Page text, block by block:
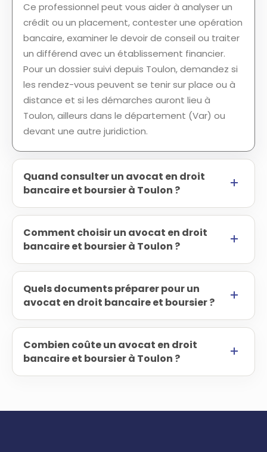
Ce professionnel peut vous aider à analyser un
crédit ou un placement, contester une opération
bancaire, examiner le devoir de conseil ou traiter
un différend avec un établissement financier.
Pour un dossier suivi depuis Toulon, demandez si
les rendez-vous peuvent se tenir sur place ou à
distance et si les démarches auront lieu à
Toulon, ailleurs dans le département (Var) ou
devant une autre juridiction.
Quand consulter un avocat en droit
bancaire et boursier à Toulon ?
Comment choisir un avocat en droit
bancaire et boursier à Toulon ?
Quels documents préparer pour un
avocat en droit bancaire et boursier ?
Combien coûte un avocat en droit
bancaire et boursier à Toulon ?